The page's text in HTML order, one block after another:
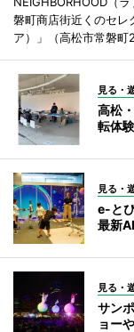
磐町商店街近くのセレ
ア）」（高松市常磐町
見る・
高松
転体
見る・
e-と
最新
見る・
サン
ョー